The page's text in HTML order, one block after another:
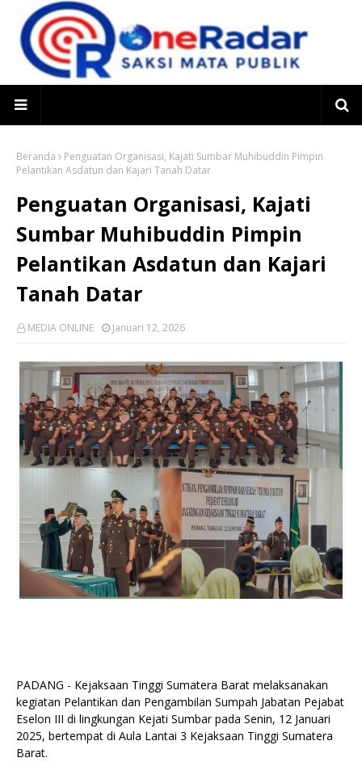
Beranda
Penguatan Organisasi, Kajati Sumbar Muhibuddin Pimpin
Pelantikan Asdatun dan Kajari Tanah Datar
Penguatan Organisasi, Kajati
Sumbar Muhibuddin Pimpin
Pelantikan Asdatun dan Kajari
Tanah Datar
MEDIA ONLINE Januari 12, 2026
PADANG - Kejaksaan Tinggi Sumatera Barat melaksanakan
kegiatan Pelantikan dan Pengambilan Sumpah Jabatan Pejabat
Eselon III di lingkungan Kejati Sumbar pada Senin, 12 Januari
2025, bertempat di Aula Lantai 3 Kejaksaan Tinggi Sumatera
Barat.